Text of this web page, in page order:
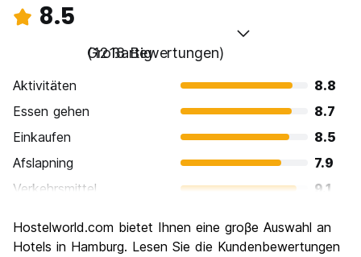
8.5
Großartig
(1218 Bewertungen)
Aktivitäten
8.8
Essen gehen
8.7
Einkaufen
8.5
Afslapning
7.9
Verkehrsmittel
9.1
Kultur
8.7
Hostelworld.com bietet Ihnen eine groβe Auswahl an
Hotels in Hamburg. Lesen Sie die Kundenbewertungen